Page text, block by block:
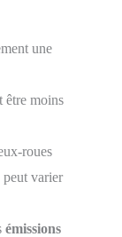
une
être moins
roues
peut varier
émissions